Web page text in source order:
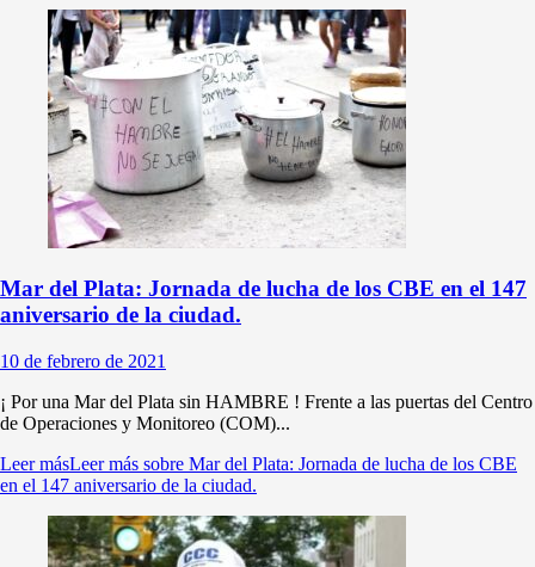
Mar del Plata: Jornada de lucha de los CBE en el 147
aniversario de la ciudad.
10 de febrero de 2021
¡ Por una Mar del Plata sin HAMBRE ! Frente a las puertas del Centro
de Operaciones y Monitoreo (COM)...
Leer másLeer más sobre Mar del Plata: Jornada de lucha de los CBE
en el 147 aniversario de la ciudad.